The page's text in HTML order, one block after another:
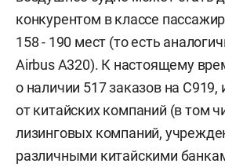
конкурентом в классе
158 - 190 мест (то есть
Airbus A320). К настоящему
о наличии 517 заказов на
от китайских компаний (в том
лизинговых компаний,
различными китайскими